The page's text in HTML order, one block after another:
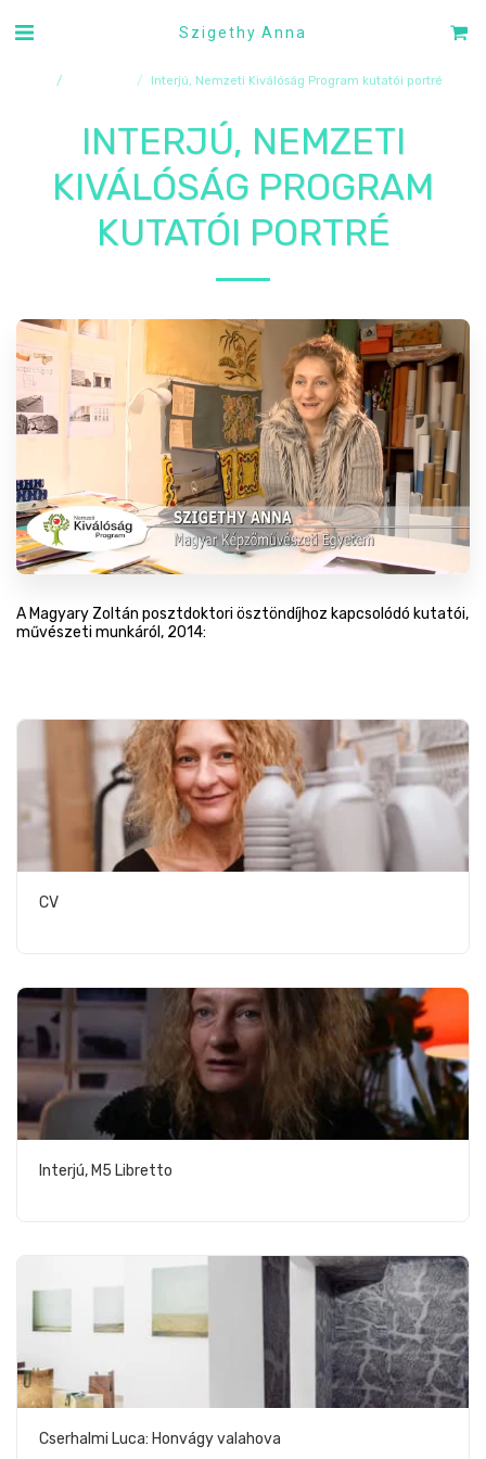
Szigethy Anna
Interjú, Nemzeti Kiválóság Program kutatói portré
INTERJÚ, NEMZETI
KIVÁLÓSÁG PROGRAM
KUTATÓI PORTRÉ
A Magyary Zoltán posztdoktori ösztöndíjhoz kapcsolódó kutatói,
művészeti munkáról, 2014:
CV
Interjú, M5 Libretto
Cserhalmi Luca: Honvágy valahova